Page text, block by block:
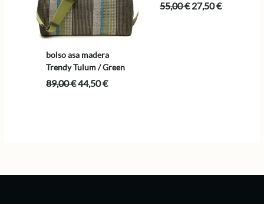
bolso asa madera
Trendy Tulum / Green
89,00€El
44,50€El
55,00€ El
27,50€El